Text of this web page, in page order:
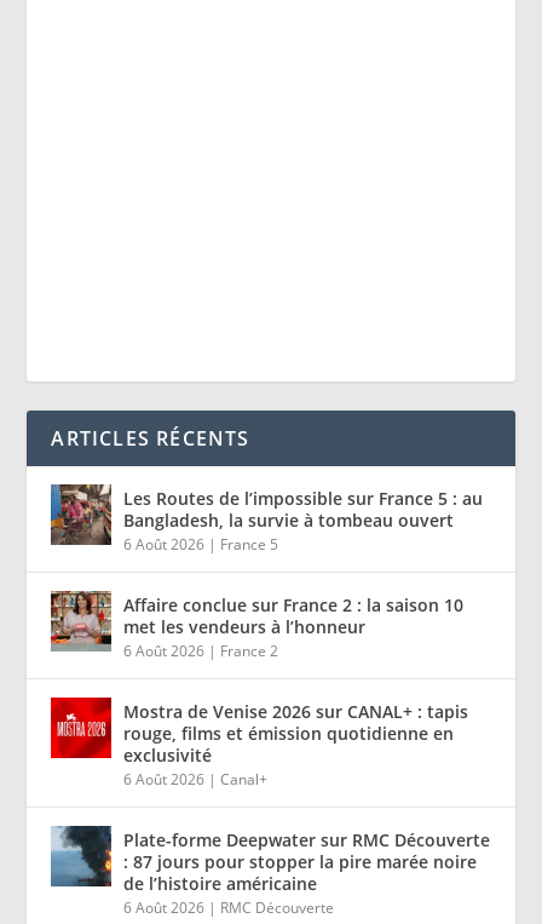
ARTICLES RÉCENTS
Les Routes de l’impossible sur France 5 : au
Bangladesh, la survie à tombeau ouvert
6 Août 2026 | France 5
Affaire conclue sur France 2 : la saison 10
met les vendeurs à l’honneur
6 Août 2026 | France 2
Mostra de Venise 2026 sur CANAL+ : tapis
rouge, films et émission quotidienne en
exclusivité
6 Août 2026 |Canal+
Plate-forme Deepwater sur RMC Découverte
: 87 jours pour stopper la pire marée noire
de l’histoire américaine
6 Août 2026 | RMC Découverte